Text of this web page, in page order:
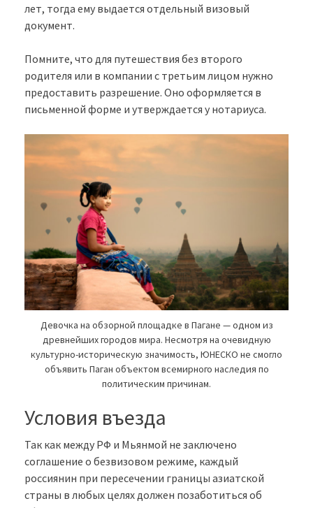
лет, тогда ему выдается отдельный визовый
документ.
Помните, что для путешествия без второго
родителя или в компании с третьим лицом нужно
предоставить разрешение. Оно оформляется в
письменной форме и утверждается у нотариуса.
Девочка на обзорной площадке в Пагане — одном из
древнейших городов мира. Несмотря на очевидную
культурно-историческую значимость, ЮНЕСКО не смогло
объявить Паган объектом всемирного наследия по
политическим причинам.
Условия въезда
Так как между РФ и Мьянмой не заключено
соглашение о безвизовом режиме, каждый
россиянин при пересечении границы азиатской
страны в любых целях должен позаботиться об